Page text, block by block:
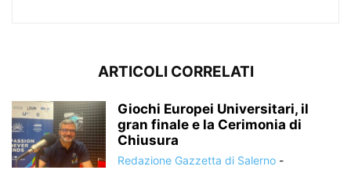
ARTICOLI CORRELATI
Giochi Europei Universitari, il
gran finale e la Cerimonia di
Chiusura
Redazione Gazzetta di Salerno -